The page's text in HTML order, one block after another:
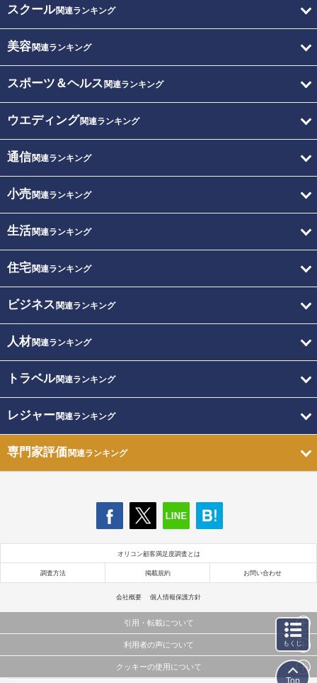
スクール関連ランキング
美容関連ランキング
スポーツ＆ヘルス 関連ランキング
ウエディング関連ランキング
通信関連ランキング
小売関連ランキング
生活関連ランキング
住宅関連ランキング
ビジネス 関連ランキング
人材関連ランキング
トラベル関連ランキング
レジャー関連ランキング
専門家評価関連ランキング
オリコン顧客満足度調査とは
調査方法 掲載規約 お問い合わせ
会社概要 個人情報保護方針
引用・転載について
当サイトで公開されている情報（文字、写真、イラスト、画像データ等）及びこれらの配置・
これらの情報を権利者の許可なく無断転載・複製などの二次利用を行うことは固く禁じており
利用者の声について
当サイトに掲載している内容はすべてサービスの利用者が提出された見解・感想です。
クッキーの使用について
もくじ
Top